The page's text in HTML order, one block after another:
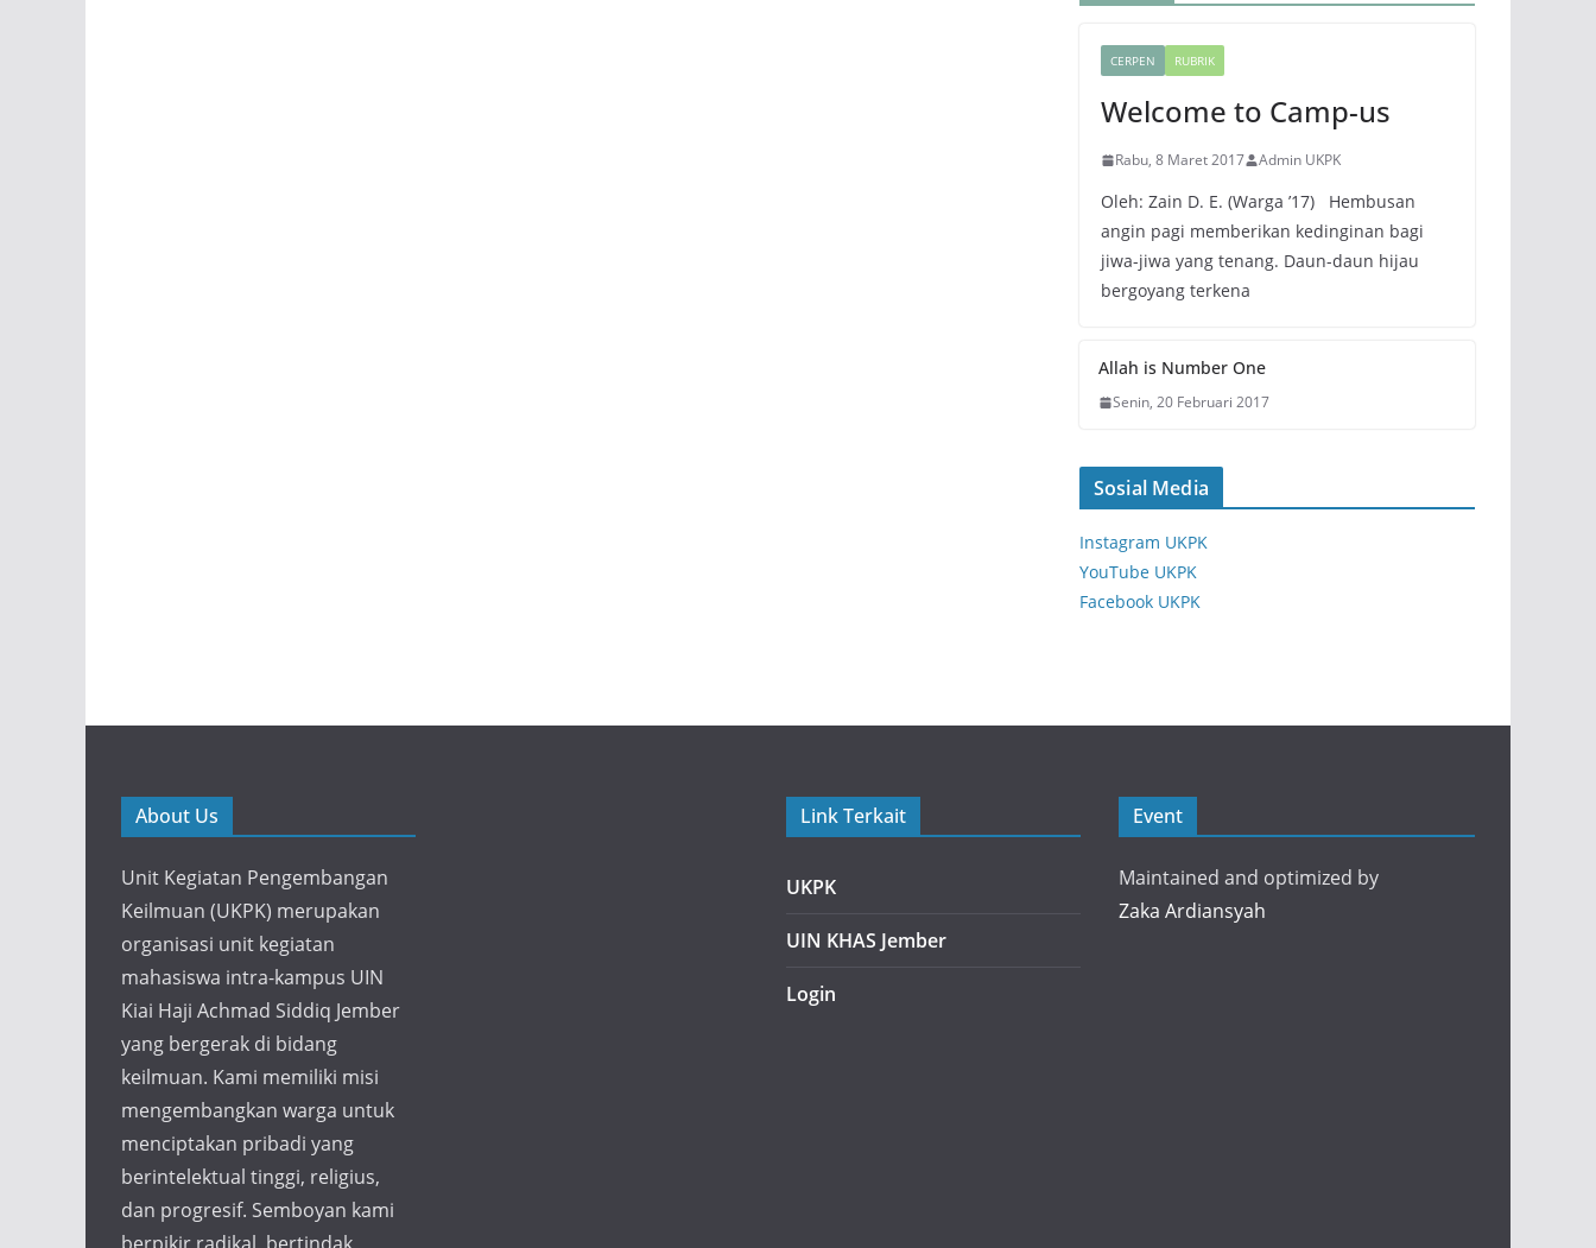
CERPEN RUBRIK
Welcome to Camp-us
Rabu, 8 Maret 2017 Admin UKPK
Oleh: Zain D. E. (Warga ’17) Hembusan
angin pagi memberikan kedinginan bagi
jiwa-jiwa yang tenang. Daun-daun hijau
bergoyang terkena
Allah is Number One
Senin, 20 Februari 2017
Sosial Media
Instagram UKPK
YouTube UKPK
Facebook UKPK
About Us
Unit Kegiatan Pengembangan
Keilmuan (UKPK) merupakan
organisasi unit kegiatan
mahasiswa intra-kampus UIN
Kiai Haji Achmad Siddiq Jember
yang bergerak di bidang
keilmuan. Kami memiliki misi
mengembangkan warga untuk
menciptakan pribadi yang
berintelektual tinggi, religius,
dan progresif. Semboyan kami
Link Terkait
UKPK
UIN KHAS Jember
Login
Event
Maintained and optimized by
Zaka Ardiansyah